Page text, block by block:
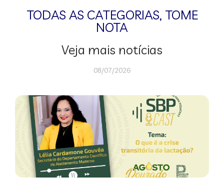
TODAS AS CATEGORIAS, TOME
NOTA
Veja mais notícias
08/07/2026